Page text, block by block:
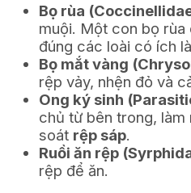
Bọ rùa
muội. Một con bọ rùa
đúng các loài có ích
Bọ mắt vàng
rệp vảy, nhện đỏ và
Ong ký sinh
chủ từ bên trong,
soát rệp sáp.
Ruồi ăn rệp
rệp để ăn.